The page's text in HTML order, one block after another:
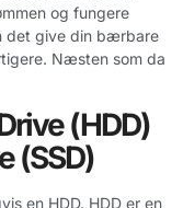
og fungere
det give din bærbare
Næsten som da
(HDD)
(SSD)
en HDD. HDD er en